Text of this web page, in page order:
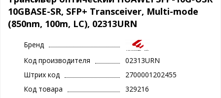
10GBASE-SR, SFP+ Transceiver, Multi-mode
(850nm, 100m, LC), 02313URN
Бренд
Код производителя
02313URN
Штрих код
2700001202455
Код товара
329216